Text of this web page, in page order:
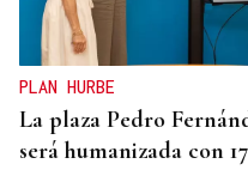
PLAN HURBE
La plaza Pedro
será humanizada con